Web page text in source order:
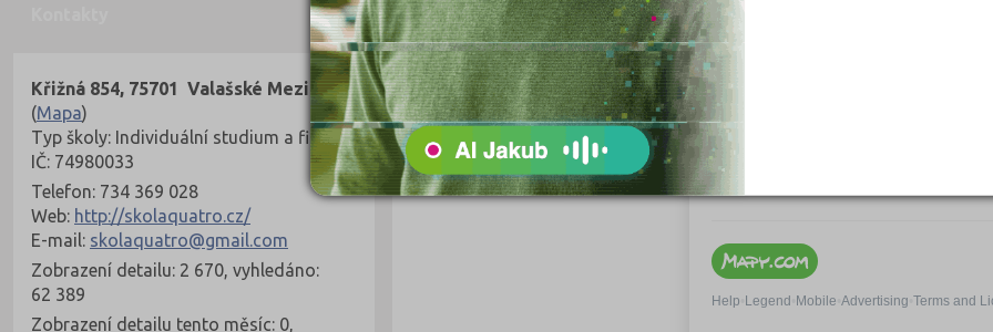
Křižná 854, 75701 Valašské Meziříčí
(Mapa)
Typ školy: Individuální studium a firmy
IČ: 74980033
Telefon: 734 369 028
Web: http://skolaquatro.cz/
E-mail: skolaquatro@gmail.com
Zobrazení detailu: 2 670, vyhledáno:
62 389
Zobrazení detailu tento měsíc: 0,